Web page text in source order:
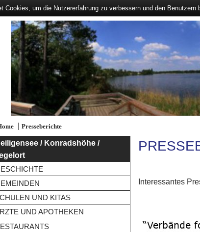
| Presseberichte
/ Konradshöhe /
UND KITAS
UND APOTHEKEN
Interessantes
Cookies, um die Nutzererfahrung zu verbessern und den